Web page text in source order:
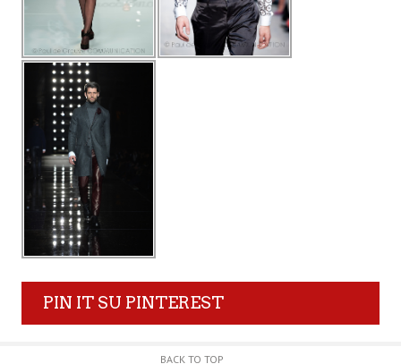
PIN IT SU PINTEREST
BACK TO TOP